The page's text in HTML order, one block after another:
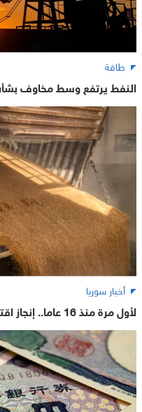
طاقة
النفط يرتفع وسط مخاوف
أخبار سوريا
لأول مرة منذ 16 عاما.. إنجاز اقتصادي سوري في وقت قياسي